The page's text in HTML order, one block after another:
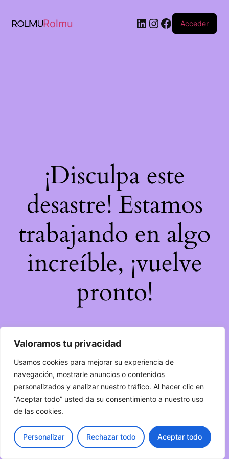
Valoramos tu privacidad
Usamos cookies para mejorar su experiencia de
navegación, mostrarle anuncios o contenidos
personalizados y analizar nuestro tráfico. Al hacer clic en
“Aceptar todo” usted da su consentimiento a nuestro uso
de las cookies.
Personalizar Rechazar todo Aceptar todo
Rolmu Acceder
¡Disculpa este
desastre! Estamos
trabajando en algo
increíble, ¡vuelve
pronto!